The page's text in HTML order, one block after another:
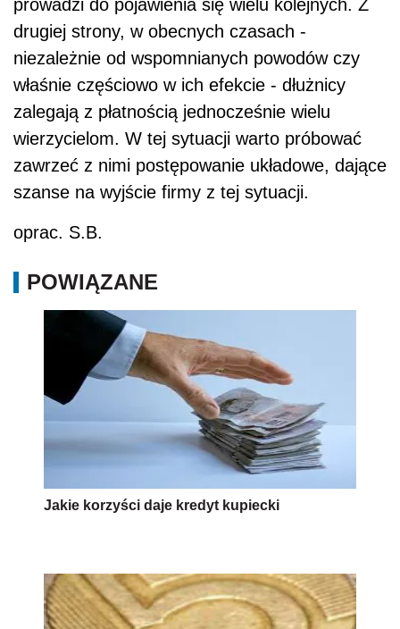
prowadzi do pojawienia się wielu kolejnych. Z
drugiej strony, w obecnych czasach -
niezależnie od wspomnianych powodów czy
właśnie częściowo w ich efekcie - dłużnicy
zalegają z płatnością jednocześnie wielu
wierzycielom. W tej sytuacji warto próbować
zawrzeć z nimi postępowanie układowe, dające
szanse na wyjście firmy z tej sytuacji.
oprac. S.B.
POWIĄZANE
Jakie korzyści daje kredyt kupiecki